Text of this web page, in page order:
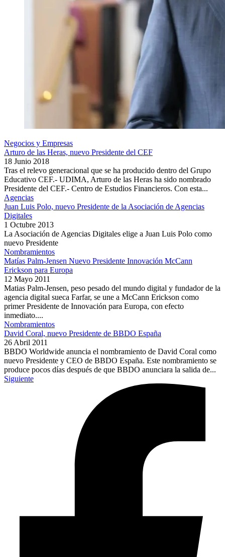
Negocios y Empresas
Arturo de las Heras, nuevo Presidente del CEF
18 Junio 2018
Tras el relevo generacional que se ha producido dentro del Grupo
Educativo CEF.- UDIMA, Arturo de las Heras ha sido nombrado
Presidente del CEF.- Centro de Estudios Financieros. Con esta...
Agencias
Juan Luis Polo, nuevo Presidente de la Asociación de Agencias
Digitales
1 Octubre 2013
La Asociación de Agencias Digitales elige a Juan Luis Polo como
nuevo Presidente
Nombramientos
Matías Palm-Jensen Nuevo Presidente Innovación McCann
Erickson para Europa
12 Mayo 2011
Matias Palm-Jensen, peso pesado del mundo digital y fundador de la
agencia digital sueca Farfar, se une a McCann Erickson como
primer Presidente de Innovación para Europa, con efecto
inmediato....
Nombramientos
David Coral, nuevo Presidente de BBDO España
26 Abril 2011
BBDO Worldwide anuncia el nombramiento de David Coral como
nuevo Presidente y CEO de BBDO España. Este nombramiento se
produce pocos días después de que BBDO anunciara la salida de...
Siguiente